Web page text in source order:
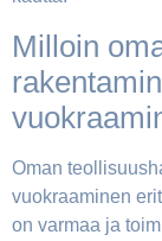
Milloin
Oman
vuokraaminen
on varmaa ja